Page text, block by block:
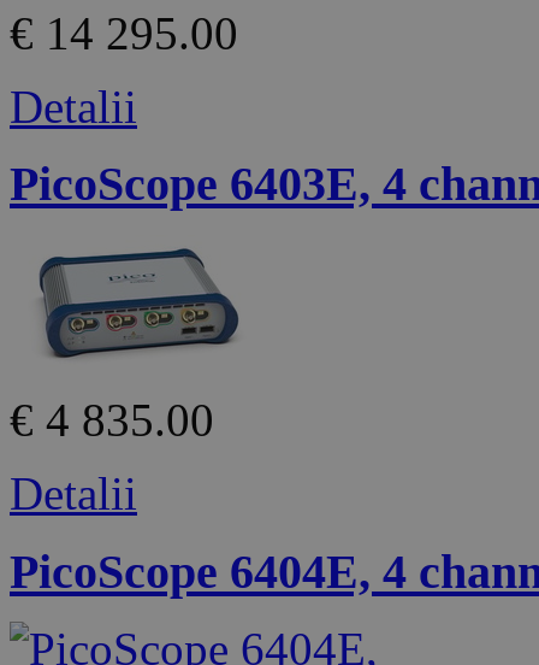
€ 14 295.00
Detalii
PicoScope 6403E, 4
€ 4 835.00
Detalii
PicoScope 6404E, 4